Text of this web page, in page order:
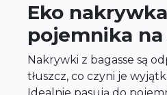
Eko
pojemnika na
Nakrywki z bagasse są
tłuszcz, co czyni je